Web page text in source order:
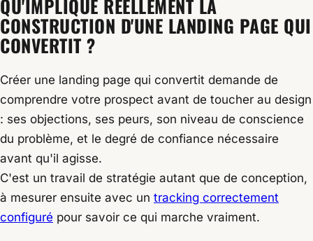
QU'IMPLIQUE RÉELLEMENT LA
CONSTRUCTION D'UNE LANDING PAGE QUI
CONVERTIT ?
Créer une landing page qui convertit demande de
comprendre votre prospect avant de toucher au design
: ses objections, ses peurs, son niveau de conscience
du problème, et le degré de confiance nécessaire
avant qu'il agisse.
C'est un travail de stratégie autant que de conception,
à mesurer ensuite avec un tracking correctement
configuré pour savoir ce qui marche vraiment.